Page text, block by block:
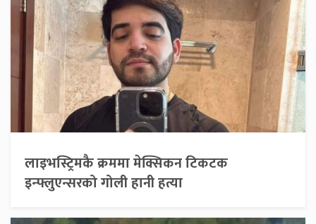
लाइभस्ट्रिमकै क्रममा मेक्सिकन टिकटक
इन्फ्लुएन्सरको गोली हानी हत्या